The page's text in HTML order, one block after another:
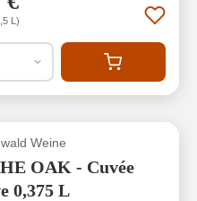
L)
Weine
OAK - Cuvée
0,375 L